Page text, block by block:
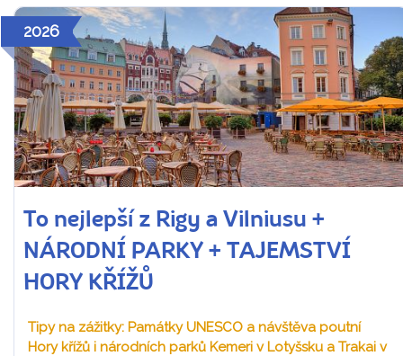
2026
To nejlepší z Rigy a Vilniusu +
NÁRODNÍ PARKY + TAJEMSTVÍ
HORY KŘÍŽŮ
Tipy na zážitky: Památky UNESCO a návštěva poutní
Hory křížů i národních parků Kemeri v Lotyšsku a Trakai v